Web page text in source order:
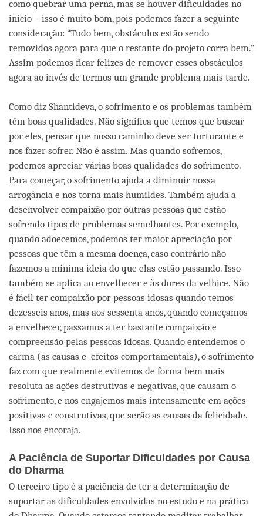
como quebrar uma perna, mas se houver dificuldades no
início – isso é muito bom, pois podemos fazer a seguinte
consideração: “Tudo bem, obstáculos estão sendo
removidos agora para que o restante do projeto corra bem.”
Assim podemos ficar felizes de remover esses obstáculos
agora ao invés de termos um grande problema mais tarde.
Como diz Shantideva, o sofrimento e os problemas também
têm boas qualidades. Não significa que temos que buscar
por eles, pensar que nosso caminho deve ser torturante e
nos fazer sofrer. Não é assim. Mas quando sofremos,
podemos apreciar várias boas qualidades do sofrimento.
Para começar, o sofrimento ajuda a diminuir nossa
arrogância e nos torna mais humildes. Também ajuda a
desenvolver compaixão por outras pessoas que estão
sofrendo tipos de problemas semelhantes. Por exemplo,
quando adoecemos, podemos ter maior apreciação por
pessoas que têm a mesma doença, caso contrário não
fazemos a mínima ideia do que elas estão passando. Isso
também se aplica ao envelhecer e às dores da velhice. Não
é fácil ter compaixão por pessoas idosas quando temos
dezesseis anos, mas aos sessenta anos, quando começamos
a envelhecer, passamos a ter bastante compaixão e
compreensão pelas pessoas idosas. Quando entendemos o
carma (as causas e efeitos comportamentais), o sofrimento
faz com que realmente evitemos de forma bem mais
resoluta as ações destrutivas e negativas, que causam o
sofrimento, e nos engajemos mais intensamente em ações
positivas e construtivas, que serão as causas da felicidade.
Isso nos encoraja.
A Paciência de Suportar Dificuldades por Causa
do Dharma
O terceiro tipo é a paciência de ter a determinação de
suportar as dificuldades envolvidas no estudo e na prática